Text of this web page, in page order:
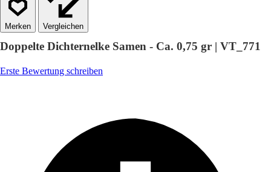
Vergleichen
Doppelte Dichternelke Samen - Ca. 0,75 gr | VT_771
Erste Bewertung schreiben